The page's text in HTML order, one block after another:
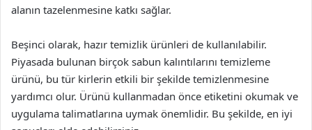
alanın tazelenmesine katkı sağlar.
Beşinci olarak, hazır temizlik ürünleri de kullanılabilir.
Piyasada bulunan birçok sabun kalıntılarını temizleme
ürünü, bu tür kirlerin etkili bir şekilde temizlenmesine
yardımcı olur. Ürünü kullanmadan önce etiketini okumak ve
uygulama talimatlarına uymak önemlidir. Bu şekilde, en iyi